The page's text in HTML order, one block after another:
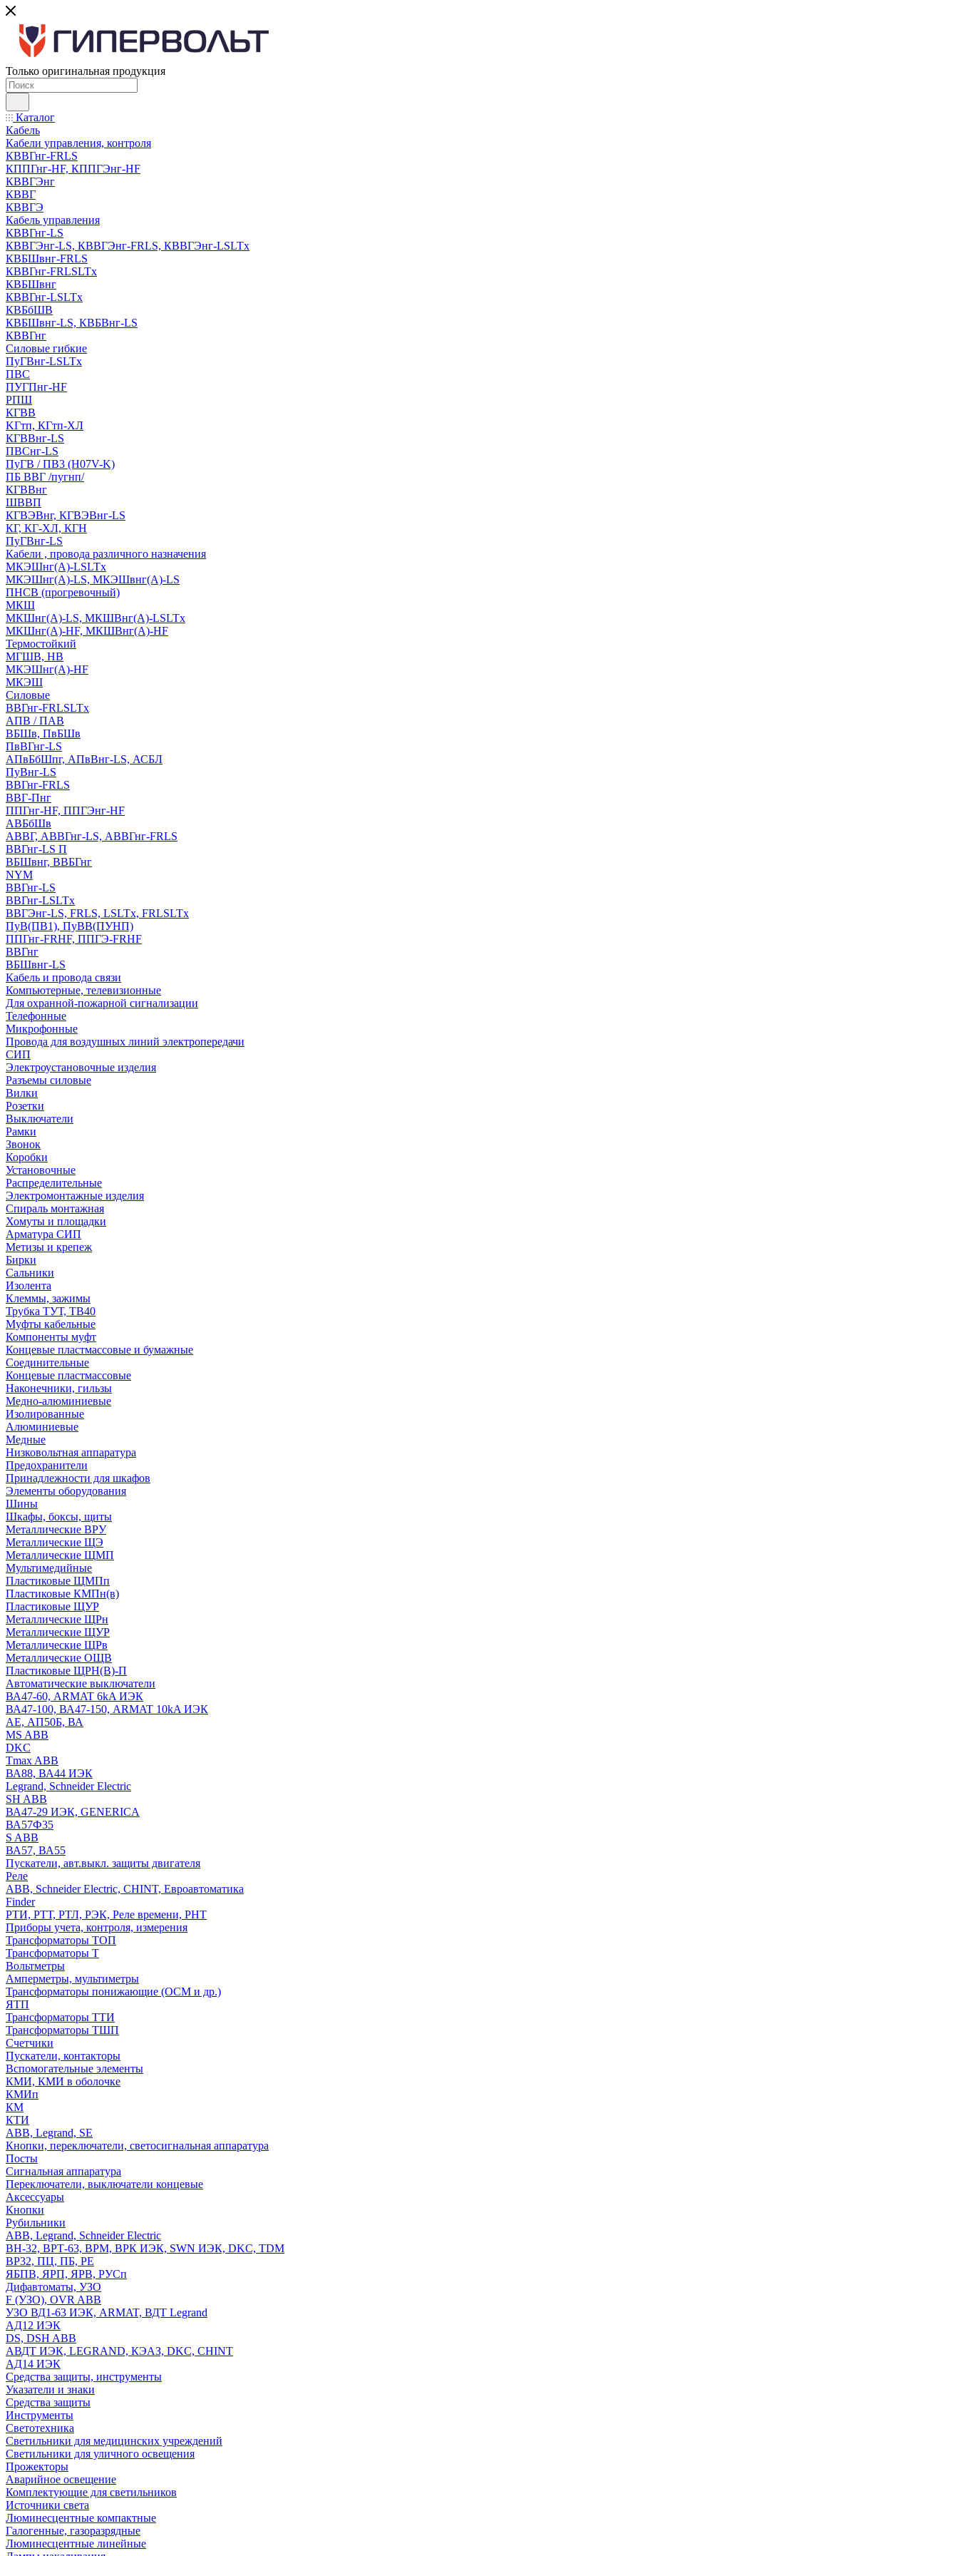
Только оригинальная продукция
Каталог
Кабель
Кабели управления, контроля
КВВГнг-FRLS
КППГнг-HF, КППГЭнг-HF
КВВГЭнг
КВВГ
КВВГЭ
Кабель управления
КВВГнг-LS
КВВГЭнг-LS, КВВГЭнг-FRLS, КВВГЭнг-LSLTx
КВБШвнг-FRLS
КВВГнг-FRLSLTx
КВБШвнг
КВВГнг-LSLTx
КВБбШВ
КВБШвнг-LS, КВБВнг-LS
КВВГнг
Силовые гибкие
ПуГВнг-LSLTx
ПВС
ПУГПнг-HF
РПШ
КГВВ
KГтп, КГтп-ХЛ
КГВВнг-LS
ПВСнг-LS
ПуГВ / ПВ3 (H07V-K)
ПБ ВВГ /пугнп/
КГВВнг
ШВВП
КГВЭВнг, КГВЭВнг-LS
КГ, КГ-ХЛ, КГН
ПуГВнг-LS
Кабели , провода различного назначения
МКЭШнг(А)-LSLTx
МКЭШнг(А)-LS, МКЭШвнг(А)-LS
ПНСВ (прогревочный)
МКШ
МКШнг(А)-LS, МКШВнг(А)-LSLTx
МКШнг(А)-HF, МКШВнг(А)-HF
Термостойкий
МГШВ, НВ
МКЭШнг(А)-HF
МКЭШ
Силовые
ВВГнг-FRLSLTx
АПВ / ПАВ
ВБШв, ПвБШв
ПвВГнг-LS
АПвБбШпг, АПвВнг-LS, АСБЛ
ПуВнг-LS
ВВГнг-FRLS
ВВГ-Пнг
ППГнг-HF, ППГЭнг-HF
АВБбШв
АВВГ, АВВГнг-LS, АВВГнг-FRLS
ВВГнг-LS П
ВБШвнг, ВВБГнг
NYM
ВВГнг-LS
ВВГнг-LSLTx
ВВГЭнг-LS, FRLS, LSLTx, FRLSLTx
ПуВ(ПВ1), ПуВВ(ПУНП)
ППГнг-FRHF, ППГЭ-FRHF
ВВГнг
ВБШвнг-LS
Кабель и провода связи
Компьютерные, телевизионные
Для охранной-пожарной сигнализации
Телефонные
Микрофонные
Провода для воздушных линий электропередачи
СИП
Электроустановочные изделия
Разъемы силовые
Вилки
Розетки
Выключатели
Рамки
Звонок
Коробки
Установочные
Распределительные
Электромонтажные изделия
Спираль монтажная
Хомуты и площадки
Арматура СИП
Метизы и крепеж
Бирки
Сальники
Изолента
Клеммы, зажимы
Трубка ТУТ, ТВ40
Муфты кабельные
Компоненты муфт
Концевые пластмассовые и бумажные
Соединительные
Концевые пластмассовые
Наконечники, гильзы
Медно-алюминиевые
Изолированные
Алюминиевые
Медные
Низковольтная аппаратура
Предохранители
Принадлежности для шкафов
Элементы оборудования
Шины
Шкафы, боксы, щиты
Металлические ВРУ
Металлические ЩЭ
Металлические ЩМП
Мультимедийные
Пластиковые ЩМПп
Пластиковые КМПн(в)
Пластиковые ЩУР
Металлические ЩРн
Металлические ЩУР
Металлические ЩРв
Металлические ОЩВ
Пластиковые ЩРН(В)-П
Автоматические выключатели
ВА47-60, ARMAT 6kA ИЭК
ВА47-100, ВА47-150, ARMAT 10kA ИЭК
АЕ, АП50Б, ВА
MS ABB
DKC
Tmax ABB
ВА88, ВА44 ИЭК
Legrand, Schneider Electric
SH ABB
ВА47-29 ИЭК, GENERICA
ВА57Ф35
S ABB
ВА57, ВА55
Пускатели, авт.выкл. защиты двигателя
Реле
ABB, Schneider Electric, CHINT, Евроавтоматика
Finder
РТИ, РТТ, РТЛ, РЭК, Реле времени, РНТ
Приборы учета, контроля, измерения
Трансформаторы ТОП
Трансформаторы Т
Вольтметры
Амперметры, мультиметры
Трансформаторы понижающие (ОСМ и др.)
ЯТП
Трансформаторы ТТИ
Трансформаторы ТШП
Счетчики
Пускатели, контакторы
Вспомогательные элементы
КМИ, КМИ в оболочке
КМИп
КМ
КТИ
ABB, Legrand, SE
Кнопки, переключатели, светосигнальная аппаратура
Посты
Cигнальная аппаратура
Переключатели, выключатели концевые
Аксессуары
Кнопки
Рубильники
ABB, Legrand, Schneider Electric
ВН-32, ВРТ-63, ВРМ, ВРК ИЭК, SWN ИЭК, DKC, TDM
ВР32, ПЦ, ПБ, РЕ
ЯБПВ, ЯРП, ЯРВ, РУСп
Дифавтоматы, УЗО
F (УЗО), OVR ABB
УЗО ВД1-63 ИЭК, ARMAT, ВДТ Legrand
АД12 ИЭК
DS, DSH ABB
АВДТ ИЭК, LEGRAND, КЭАЗ, DKC, CHINT
АД14 ИЭК
Средства защиты, инструменты
Указатели и знаки
Средства защиты
Инструменты
Светотехника
Светильники для медицинских учреждений
Светильники для уличного освещения
Прожекторы
Аварийное освещение
Комплектующие для светильников
Источники света
Люминесцентные компактные
Галогенные, газоразрядные
Люминесцентные линейные